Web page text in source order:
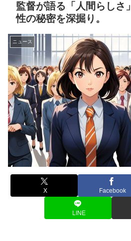
監督が語る「人間らしさ
性の秘密を深掘り。
ニュース
X Facebook
LINE